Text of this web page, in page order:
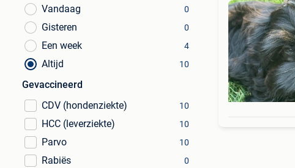
Vandaag
0
Gisteren 0
Een week 4
Altijd 10
Gevaccineerd
CDV (hondenziekte)
10
HCC (leverziekte) 10
Parvo 10
Rabiës 0